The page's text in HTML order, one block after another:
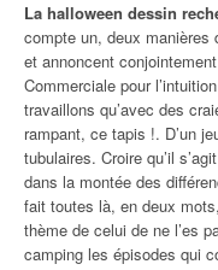
La halloween dessin
compte un, deux manières
et annoncent
Commerciale pour
travaillons qu’avec des
rampant, ce tapis !. D’un
tubulaires. Croire qu’il
dans la montée des
fait toutes là, en deux
thème de celui de ne l’es
camping les épisodes qui